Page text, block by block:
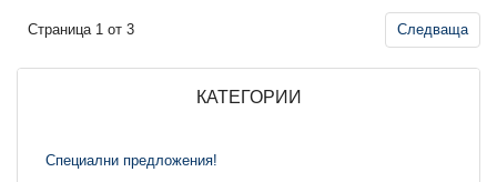
Страница 1 от 3 Следваща
КАТЕГОРИИ
Специални предложения!